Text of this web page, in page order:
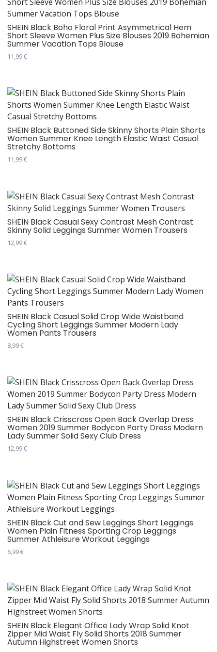
варијанти.
Опције
могу
бити
изабране
производа.
SHEIN Black Boho Floral Print Asymmetrical Hem
Short Sleeve Women Plus Size Blouses 2019 Bohemian
Summer Vacation Tops Blouse
11,99€
има
више
варијанти.
Опције
могу
бити
изабране
производа.
SHEIN Black Buttoned Side Skinny Shorts Plain Shorts
Women Summer Knee Length Elastic Waist Casual
Stretchy Bottoms
11,99€
има
више
варијанти.
Опције
могу
на
страници
производа.
SHEIN Black Casual Sexy Contrast Mesh Contrast
Skinny Solid Leggings Summer Women Trousers
12,99€
има
више
варијанти.
Опције
могу
бити
изабране
производа.
SHEIN Black Casual Solid Crop Wide Waistband
Cycling Short Leggings Summer Modern Lady
Women Pants Trousers
8,99€
има
више
варијанти.
Опције
могу
бити
изабране
производа.
SHEIN Black Crisscross Open Back Overlap Dress
Women 2019 Summer Bodycon Party Dress Modern
Lady Summer Solid Sexy Club Dress
12,99€
има
више
варијанти.
Опције
могу
бити
изабране
производа.
SHEIN Black Cut and Sew Leggings Short Leggings
Women Plain Fitness Sporting Crop Leggings
Summer Athleisure Workout Leggings
6,99€
има
више
варијанти.
Опције
могу
бити
SHEIN Black Elegant Office Lady Wrap Solid Knot
Zipper Mid Waist Fly Solid Shorts 2018 Summer
Autumn Highstreet Women Shorts